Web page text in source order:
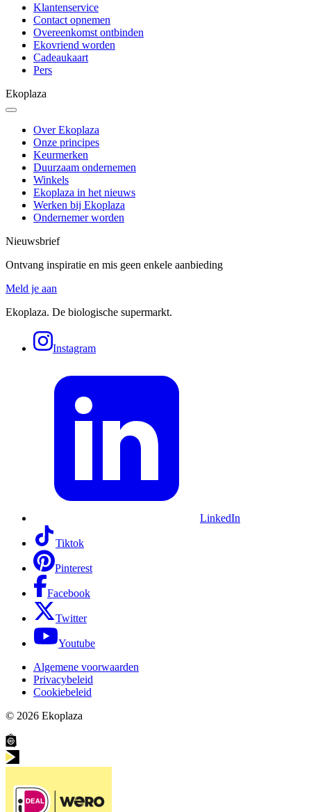
Klantenservice
Contact opnemen
Overeenkomst ontbinden
Ekovriend worden
Cadeaukaart
Pers
Ekoplaza
Over Ekoplaza
Onze principes
Keurmerken
Duurzaam ondernemen
Winkels
Ekoplaza in het nieuws
Werken bij Ekoplaza
Ondernemer worden
Nieuwsbrief
Ontvang inspiratie en mis geen enkele aanbieding
Meld je aan
Ekoplaza. De biologische supermarkt.
Instagram
LinkedIn
Tiktok
Pinterest
Facebook
Twitter
Youtube
Algemene voorwaarden
Privacybeleid
Cookiebeleid
© 2026 Ekoplaza